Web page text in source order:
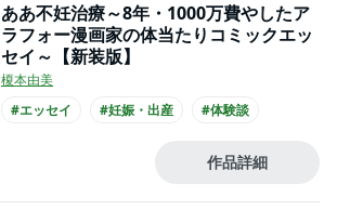
ああ不妊治療～8年・1000万費やしたア
ラフォー漫画家の体当たりコミックエッ
セイ～【新装版】
榎本由美
#エッセイ
#妊娠・出産 #体験談
作品詳細